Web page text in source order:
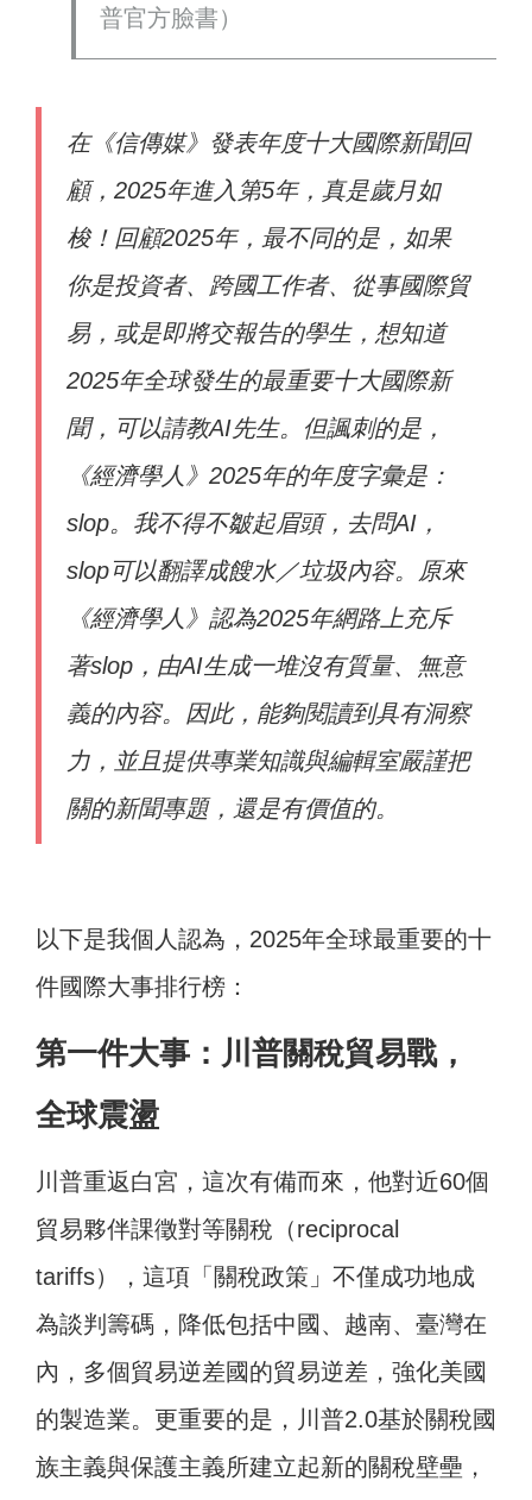
普官方臉書）
在《信傳媒》發表年度十大國際新聞回
顧，2025年進入第5年，真是歲月如
梭！回顧2025年，最不同的是，如果
你是投資者、跨國工作者、從事國際貿
易，或是即將交報告的學生，想知道
2025年全球發生的最重要十大國際新
聞，可以請教AI先生。但諷刺的是，
《經濟學人》2025年的年度字彙是：
slop。我不得不皺起眉頭，去問AI，
slop可以翻譯成餿水／垃圾內容。原來
《經濟學人》認為2025年網路上充斥
著slop，由AI生成一堆沒有質量、無意
義的內容。因此，能夠閱讀到具有洞察
力，並且提供專業知識與編輯室嚴謹把
關的新聞專題，還是有價值的。
以下是我個人認為，2025年全球最重要的十
件國際大事排行榜：
第一件大事：川普關稅貿易戰，
全球震盪
川普重返白宮，這次有備而來，他對近60個
貿易夥伴課徵對等關稅（reciprocal
tariffs），這項「關稅政策」不僅成功地成
為談判籌碼，降低包括中國、越南、臺灣在
內，多個貿易逆差國的貿易逆差，強化美國
的製造業。更重要的是，川普2.0基於關稅國
族主義與保護主義所建立起新的關稅壁壘，